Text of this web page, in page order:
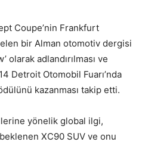
Coupe’nin Frankfurt
bir Alman otomotiv dergisi
olarak adlandırılması ve
Detroit Otomobil Fuarı’nda
kazanması takip etti.
yönelik global ilgi,
XC90 SUV ve onu